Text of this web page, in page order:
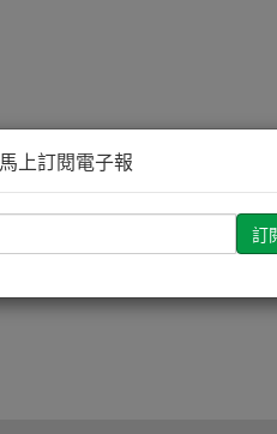
常時啟動影像解決方案。
上訂閱電子報
輸
您